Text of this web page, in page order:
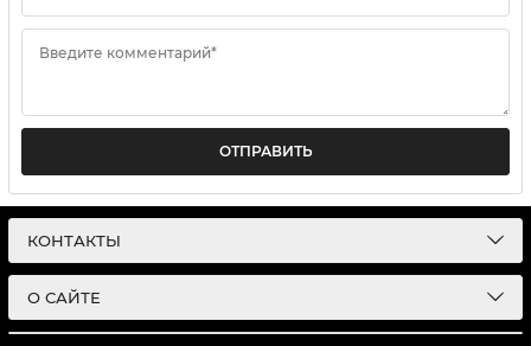
Введите комментарий*
ОТПРАВИТЬ
КОНТАКТЫ
О САЙТЕ